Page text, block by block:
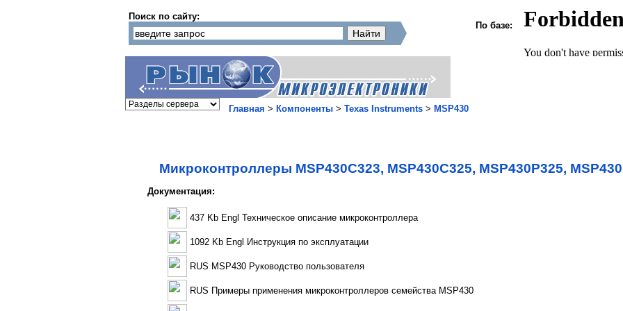
Поиск по сайту:
По базе:
Главная > Компоненты > Texas Instruments > MSP430
Микроконтроллеры MSP430C323, MSP430C325, MSP430P325,
Документация:
437 Kb Engl Техническое описание микроконтроллера
1092 Kb Engl Инструкция по эксплуатации
RUS MSP430 Руководство пользователя
RUS Примеры применения микроконтроллеров семейства MSP430